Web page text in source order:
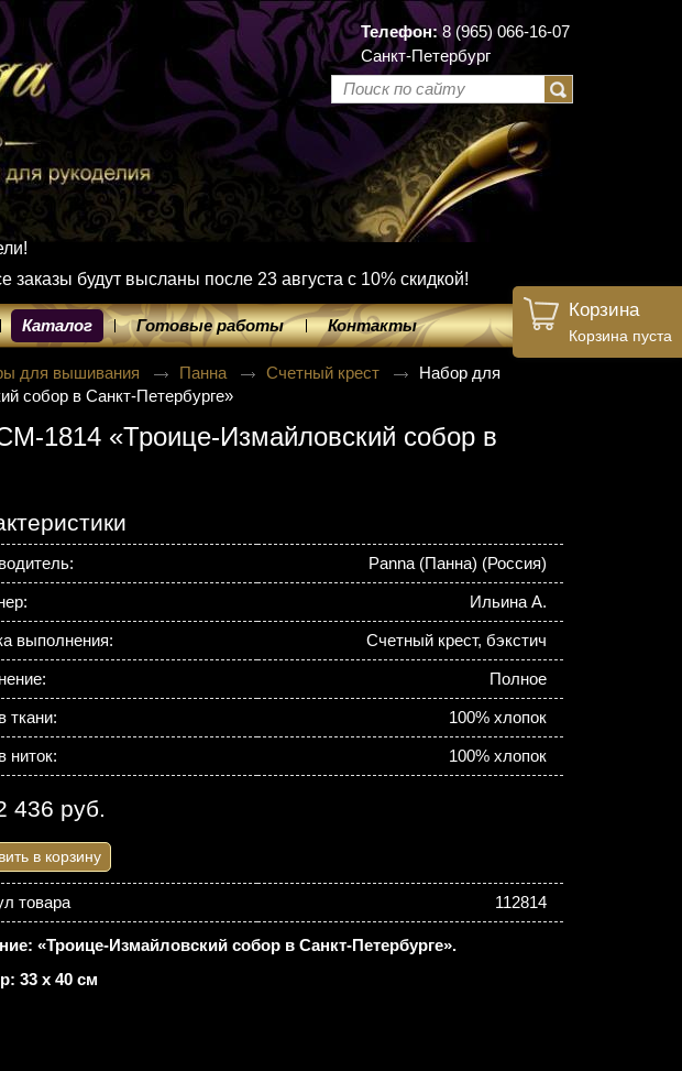
Телефон:8 (965) 066-16-07
Санкт-Петербург
будут высланы после 23 августа с 10% скидкой!
Каталог Готовые работы Контакты
Корзина
Корзина пуста
для вышивания Панна Счетный крест
Набор для
собор в Санкт-Петербурге»
1814 «Троице-Измайловский собор в
Panna (Панна) (Россия)
Ильина А.
выполнения: Счетный крест, бэкстич
Полное
ткани: 100% хлопок
ниток: 100% хлопок
436 руб.
в корзину
товара 112814
«Троице-Измайловский собор в Санкт-Петербурге».
33 х 40 см